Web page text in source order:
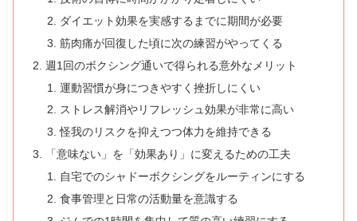
ダイエット効果を実感するまでに期間が必要
筋肉痛が回復した頃に次の練習がやってくる
週1回のボクシング通いで得られる意外なメリット
運動習慣が身につきやすく挫折しにくい
ストレス解消やリフレッシュ効果が非常に高い
怪我のリスクを抑えつつ体力を維持できる
「意味ない」を「効果あり」に変えるための工夫
自宅でのシャドーボクシングをルーティンにする
食事管理と日常の活動量を意識する